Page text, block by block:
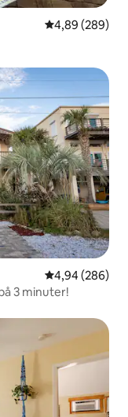
4,89 av 5 i
4,89 (289)
4,94 av 5 i
4,94 (286)
3 minuter!